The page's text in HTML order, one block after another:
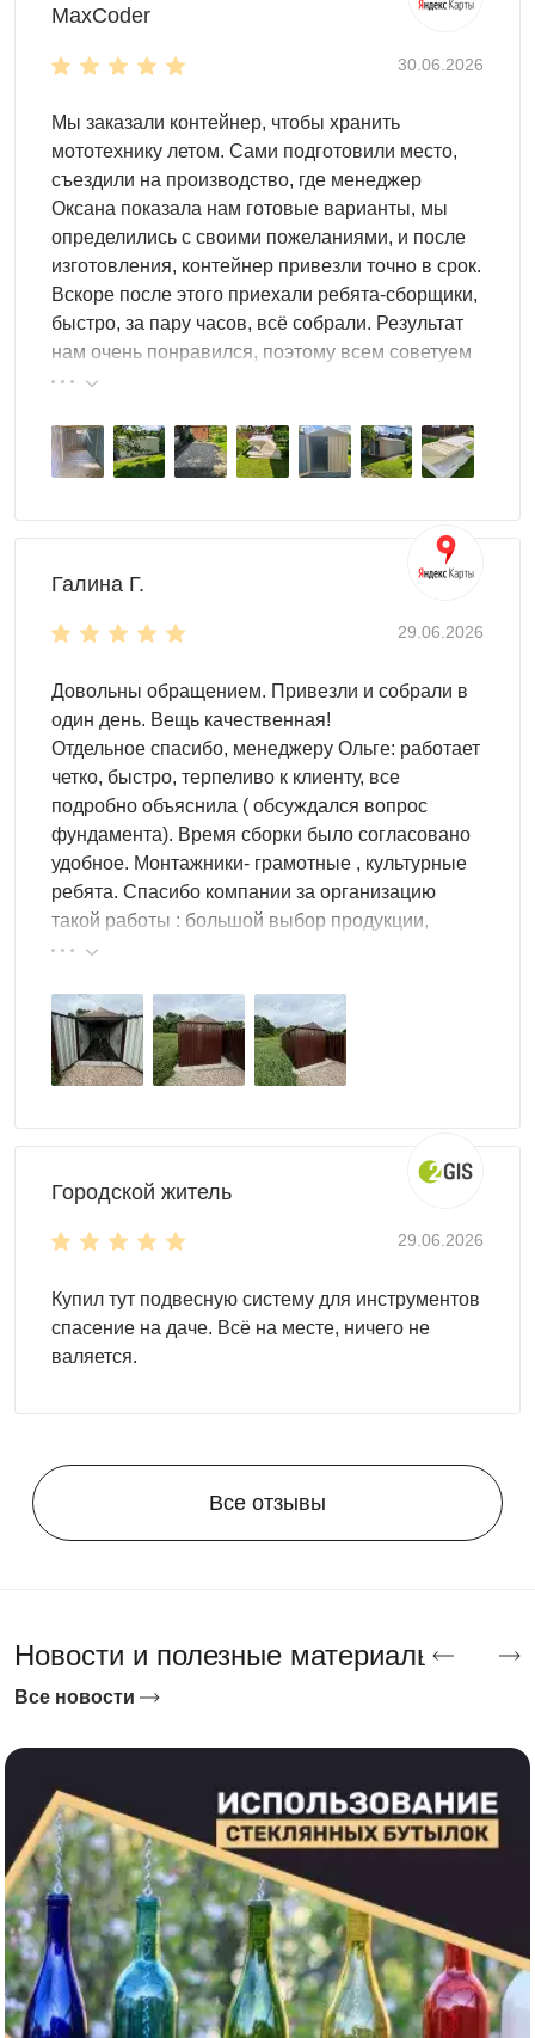
MaxCoder
30.06.2026
Мы заказали контейнер, чтобы хранить
мототехнику летом. Сами подготовили место,
съездили на производство, где менеджер
Оксана показала нам готовые варианты, мы
определились с своими пожеланиями, и после
изготовления, контейнер привезли точно в срок.
Вскоре после этого приехали ребята-сборщики,
быстро, за пару часов, всё собрали. Результат
нам очень понравился, поэтому всем советуем
эту фирму.
Галина Г.
29.06.2026
Довольны обращением. Привезли и собрали в
один день. Вещь качественная!
Отдельное спасибо, менеджеру Ольге: работает
четко, быстро, терпеливо к клиенту, все
подробно объяснила ( обсуждался вопрос
фундамента). Время сборки было согласовано
удобное. Монтажники- грамотные , культурные
ребята. Спасибо компании за организацию
такой работы : большой выбор продукции,
реальные цены.
Городской житель
29.06.2026
Купил тут подвесную систему для инструментов
спасение на даче. Всё на месте, ничего не
валяется.
Все отзывы
Новости и полезные материалы
Все новости